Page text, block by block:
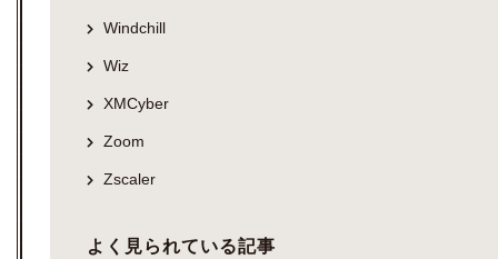
Windchill
Wiz
XMCyber
Zoom
Zscaler
よく見られている記事